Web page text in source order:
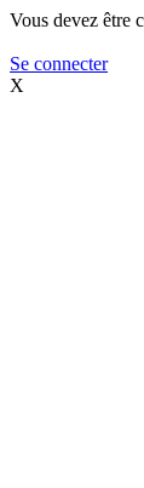
Vous devez être
Se connecter
X